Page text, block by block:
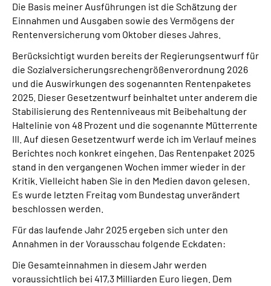
Die Basis meiner Ausführungen ist die Schätzung der
Einnahmen und Ausgaben sowie des Vermögens der
Rentenversicherung vom Oktober dieses Jahres.
Berücksichtigt wurden bereits der Regierungsentwurf für
die Sozialversicherungsrechengrößenverordnung 2026
und die Auswirkungen des sogenannten Rentenpaketes
2025. Dieser Gesetzentwurf beinhaltet unter anderem die
Stabilisierung des Rentenniveaus mit Beibehaltung der
Haltelinie von 48 Prozent und die sogenannte Mütterrente
III. Auf diesen Gesetzentwurf werde ich im Verlauf meines
Berichtes noch konkret eingehen. Das Rentenpaket 2025
stand in den vergangenen Wochen immer wieder in der
Kritik. Vielleicht haben Sie in den Medien davon gelesen.
Es wurde letzten Freitag vom Bundestag unverändert
beschlossen werden.
Für das laufende Jahr 2025 ergeben sich unter den
Annahmen in der Vorausschau folgende Eckdaten:
Die Gesamteinnahmen in diesem Jahr werden
voraussichtlich bei 417,3 Milliarden Euro liegen. Dem